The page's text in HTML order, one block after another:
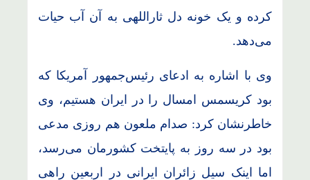
کرده و یک خونه دل ثاراللهی به آن آب حیات
می‌دهد.
وی با اشاره به ادعای رئیس‌جمهور آمریکا که
بود کریسمس امسال را در ایران هستیم، وی
خاطرنشان کرد: صدام ملعون هم روزی مدعی
بود در سه روز به پایتخت کشورمان می‌رسد،
اما اینک سیل زائران ایرانی در اربعین راهی